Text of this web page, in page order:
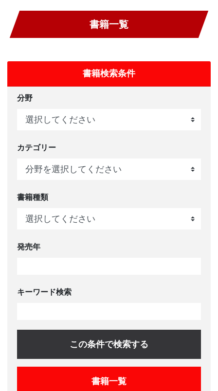
書籍一覧
書籍検索条件
分野
カテゴリー
書籍種類
発売年
キーワード検索
この条件で検索する
書籍一覧